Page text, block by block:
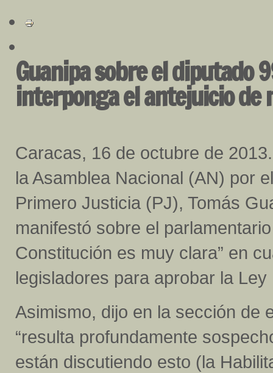
Guanipa sobre el diputado
interponga el antejuicio
Caracas, 16 de octubre de
la Asamblea Nacional (AN) por
Primero Justicia (PJ), Tomás
manifestó sobre el
Constitución es muy clara” en
legisladores para aprobar la Ley
Asimismo, dijo en la sección de
“resulta profundamente
están discutiendo esto (la